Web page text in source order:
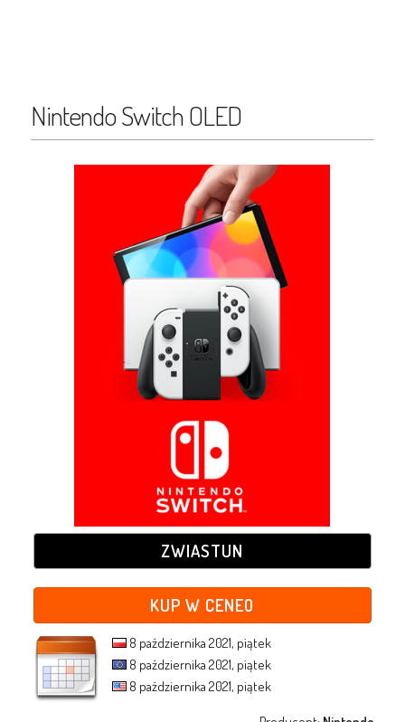
Nintendo Switch OLED
ZWIASTUN
KUP W CENEO
8 października 2021, piątek
8 października 2021, piątek
8 października 2021, piątek